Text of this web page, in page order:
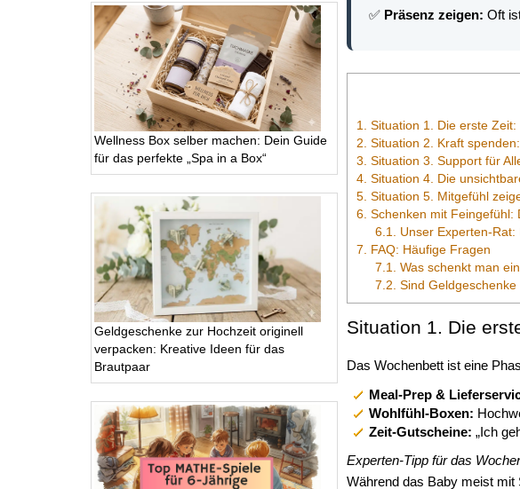
✅ Präsenz zeigen: Oft
1. Situation 1. Die erste
2. Situation 2. Kraft
3. Situation 3. Support für
4. Situation 4. Die
5. Situation 5. Mitgefühl
6. Schenken mit Feingefühl:
6.1. Unser Experten-Rat:
7. FAQ: Häufige Fragen
7.1. Was schenkt man
7.2. Sind
Situation 1. Die
Das Wochenbett ist eine
Meal-Prep &
Wohlfühl-Boxen:
Zeit-Gutscheine: „Ich
Experten-Tipp für das
Während das Baby meist mit
Wellness Box selber machen: Dein Guide
für das perfekte „Spa in a Box“
Geldgeschenke zur Hochzeit originell
verpacken: Kreative Ideen für das
Brautpaar